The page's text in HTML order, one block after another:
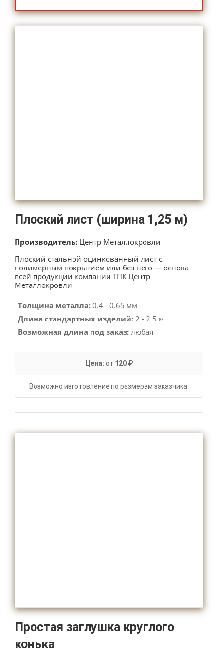
Плоский лист (ширина 1,25 м)
Производитель: Центр Металлокровли
Плоский стальной оцинкованный лист с
полимерным покрытием или без него — основа
всей продукции компании ТПК Центр
Металлокровли.
Толщина металла: 0.4 - 0.65 мм
Длина стандартных изделий: 2 - 2.5 м
Возможная длина под заказ: любая
Цена: от 120₽
Возможно изготовление по размерам заказчика.
Простая заглушка круглого
конька